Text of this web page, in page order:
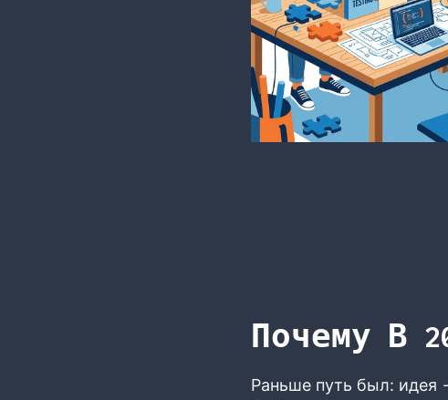
Почему В
Раньше путь был: идея